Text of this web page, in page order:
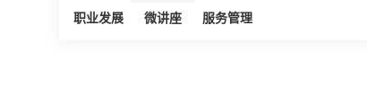
职业发展 微讲座 服务管理